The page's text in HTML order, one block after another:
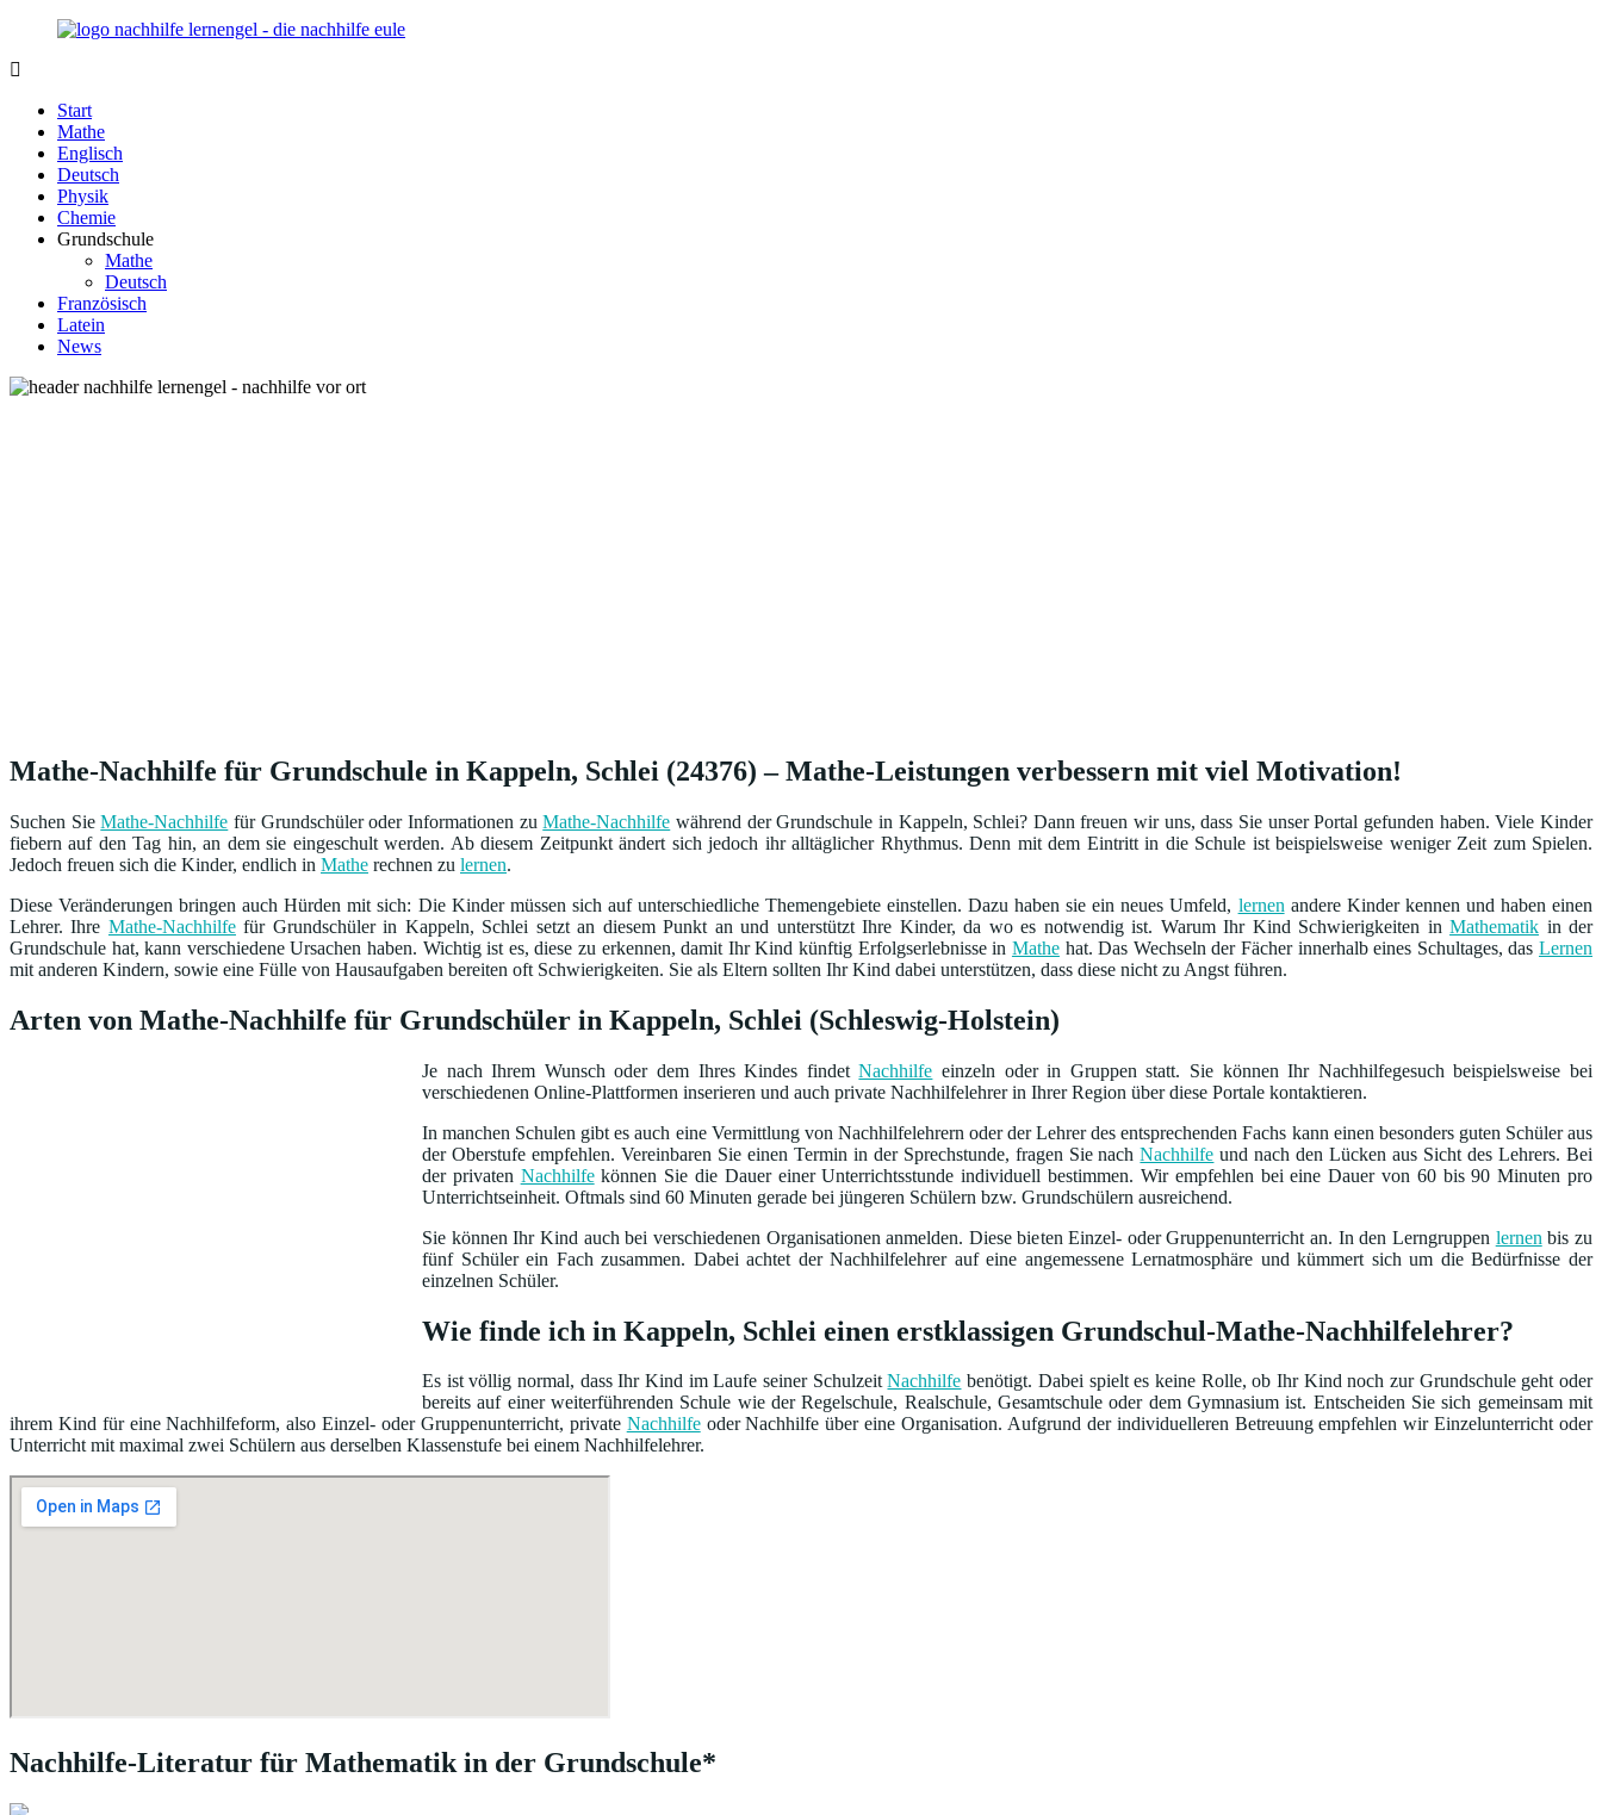
Zurück
Inhalt
Lernengel.de
Nachhilfe-
Eule
berät
zum
Thema
Nachhilfe
Lernen
wieder
Spaß
Start
Mathe
Englisch
Deutsch
Physik
Chemie
Grundschule
Mathe
Deutsch
Französisch
Latein
News
Mathe-Nachhilfe für Grundschule in Kappeln, Schlei (24376) – Mathe-Leistungen verbessern mit viel Motivation!
Suchen SieMathe-Nachhilfe für Grundschüler oder Informationen zuMathe-Nachhilfe während der Grundschule in Kappeln, Schlei? Dann freuen wir uns, dass Sie unser Portal gefunden haben. Viele Kinder
fiebern auf den Tag hin, an dem sie eingeschult werden. Ab diesem Zeitpunkt ändert sich jedoch ihr alltäglicher Rhythmus. Denn mit dem Eintritt in die Schule ist beispielsweise weniger Zeit zum Spielen.
Jedoch freuen sich die Kinder, endlich in Mathe rechnen zu lernen.
Diese Veränderungen bringen auch Hürden mit sich: Die Kinder müssen sich auf unterschiedliche Themengebiete einstellen. Dazu haben sie ein neues Umfeld, lernen andere Kinder kennen und haben einen
Lehrer. Ihre Mathe-Nachhilfefür Grundschüler in Kappeln, Schlei setzt an diesem Punkt an und unterstützt Ihre Kinder, da wo es notwendig ist. Warum Ihr Kind Schwierigkeiten inMathematik in der
Grundschule hat, kann verschiedene Ursachen haben. Wichtig ist es, diese zu erkennen, damit Ihr Kind künftig Erfolgserlebnisse in Mathehat. Das Wechseln der Fächer innerhalb eines Schultages, dasLernen
mit anderen Kindern, sowie eine Fülle von Hausaufgaben bereiten oft Schwierigkeiten. Sie als Eltern sollten Ihr Kind dabei unterstützen, dass diese nicht zu Angst führen.
Arten von Mathe-Nachhilfe für Grundschüler in Kappeln, Schlei (Schleswig-Holstein)
Je nach Ihrem Wunsch oder dem Ihres Kindes findetNachhilfe einzeln oder in Gruppen statt. Sie können Ihr Nachhilfegesuch beispielsweise bei
verschiedenen Online-Plattformen inserieren und auch private Nachhilfelehrer in Ihrer Region über diese Portale kontaktieren.
In manchen Schulen gibt es auch eine Vermittlung von Nachhilfelehrern oder der Lehrer des entsprechenden Fachs kann einen besonders guten Schüler aus
der Oberstufe empfehlen. Vereinbaren Sie einen Termin in der Sprechstunde, fragen Sie nachNachhilfe und nach den Lücken aus Sicht des Lehrers. Bei
der privaten Nachhilfekönnen Sie die Dauer einer Unterrichtsstunde individuell bestimmen. Wir empfehlen bei eine Dauer von 60 bis 90 Minuten pro
Unterrichtseinheit. Oftmals sind 60 Minuten gerade bei jüngeren Schülern bzw. Grundschülern ausreichend.
Sie können Ihr Kind auch bei verschiedenen Organisationen anmelden. Diese bieten Einzel- oder Gruppenunterricht an. In den Lerngruppen lernen bis zu
fünf Schüler ein Fach zusammen. Dabei achtet der Nachhilfelehrer auf eine angemessene Lernatmosphäre und kümmert sich um die Bedürfnisse der
einzelnen Schüler.
Wie finde ich in Kappeln, Schlei einen erstklassigen Grundschul-Mathe-Nachhilfelehrer?
Es ist völlig normal, dass Ihr Kind im Laufe seiner SchulzeitNachhilfe benötigt. Dabei spielt es keine Rolle, ob Ihr Kind noch zur Grundschule geht oder
bereits auf einer weiterführenden Schule wie der Regelschule, Realschule, Gesamtschule oder dem Gymnasium ist. Entscheiden Sie sich gemeinsam mit
ihrem Kind für eine Nachhilfeform, also Einzel- oder Gruppenunterricht, private Nachhilfeoder Nachhilfe über eine Organisation. Aufgrund der individuelleren Betreuung empfehlen wir Einzelunterricht oder
Unterricht mit maximal zwei Schülern aus derselben Klassenstufe bei einem Nachhilfelehrer.
Nachhilfe-Literatur für Mathematik in der Grundschule*